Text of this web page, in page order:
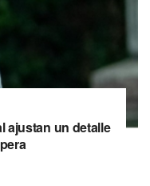
ajustan un detalle